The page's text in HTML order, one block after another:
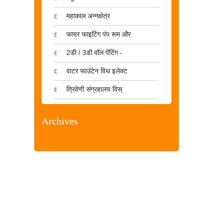
महाकाल अन्नक्षेत्र
फायर फाइटिंग पंप रूम और
2डी / 3डी वॉल पेंटिंग -
वाटर फाउंटेन विथ इलेक्ट
त्रिवेणी संग्रहालय विस्
Archives